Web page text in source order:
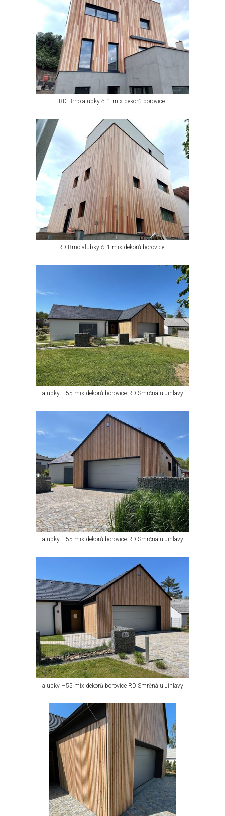
RD Brno alubky č. 1 mix dekorů borovice.
RD Brno alubky č. 1 mix dekorů borovice..
alubky H55 mix dekorů borovice RD Smrčná u Jihlavy
alubky H55 mix dekorů borovice RD Smrčná u Jihlavy
alubky H55 mix dekorů borovice RD Smrčná u Jihlavy